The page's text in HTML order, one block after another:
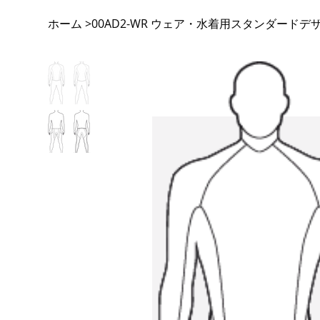
ホーム >00AD2-WR ウェア・水着用スタンダードデ